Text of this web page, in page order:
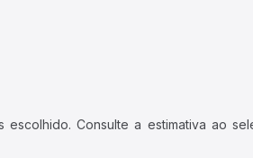
Consulte a estimativa ao